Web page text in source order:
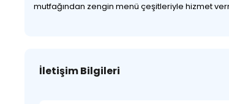
mutfağından zengin menü çeşitleriyle hizmet
İletişim Bilgileri